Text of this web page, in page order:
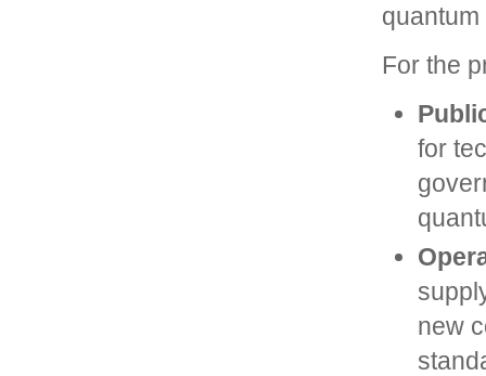
For the
for
new